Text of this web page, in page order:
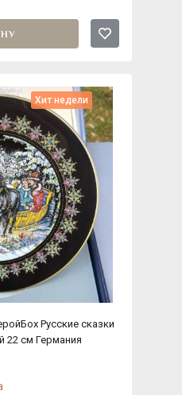
Хит недели
Русские сказки
22 см Германия